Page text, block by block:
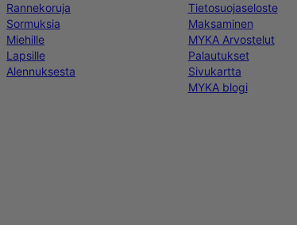
Rannekoruja
Sormuksia
Miehille
Lapsille
Alennuksesta
Tietosuojaseloste
Maksaminen
MYKA Arvostelut
Palautukset
Sivukartta
MYKA blogi